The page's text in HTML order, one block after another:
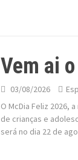
Vem ai
03/08/2026
O McDia Feliz 2026,
de crianças e
será no dia 22 de